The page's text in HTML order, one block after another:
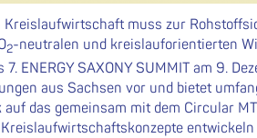
muss zur
2-neutralen und kreislauforientierten
ENERGY SAXONY SUMMIT am 9.
aus Sachsen vor und bietet
das gemeinsam mit dem Circular